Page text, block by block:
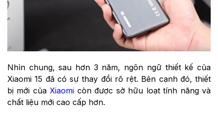
Nhìn chung, sau hơn 3 năm, ngôn ngữ thiết kế của
Xiaomi 15 đã có sự thay đổi rõ rệt. Bên cạnh đó, thiết
bị mới của Xiaomi còn được sở hữu loạt tính năng và
chất liệu mới cao cấp hơn.